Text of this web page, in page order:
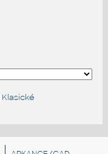
Klasické